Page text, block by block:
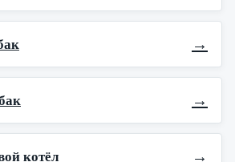
→
→
котёл →